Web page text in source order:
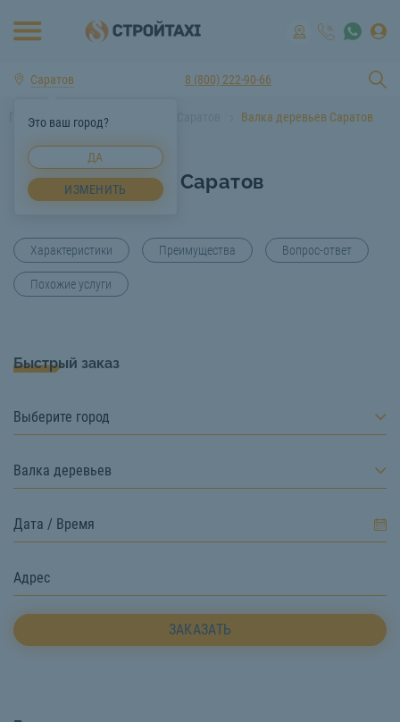
Саратов
Это ваш город?
ДА
ИЗМЕНИТЬ
8 (800) 222-90-66
Главная Услуги спецтехники Саратов Валка деревьев Саратов
Валка деревьев Саратов
Характеристики Преимущества Вопрос-ответ
Похожие услуги
Быстрый заказ
Выберите город
Валка деревьев
ЗАКАЗАТЬ